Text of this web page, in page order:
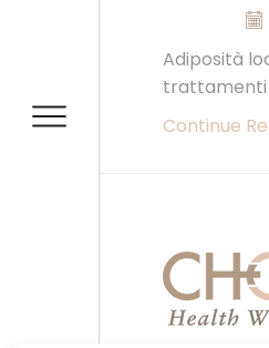
Adiposità
trattamenti
Continue